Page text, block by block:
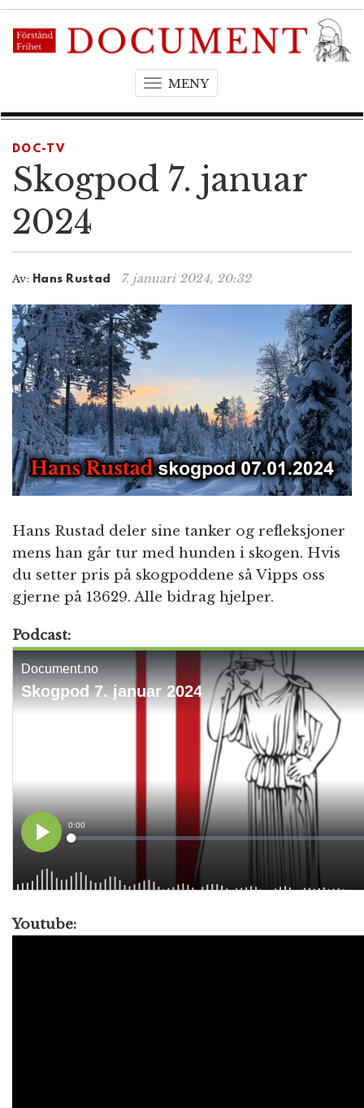
MENYT
g
l
e
g
n
DOC-TV
Skogpod 7. januar
2024
Av: Hans Rustad 7. januari 2024, 20:32
Hans Rustad deler sine tanker og refleksjoner
mens han går tur med hunden i skogen. Hvis
du setter pris på skogpoddene så Vipps oss
gjerne på 13629. Alle bidrag hjelper.
Podcast:
Youtube: